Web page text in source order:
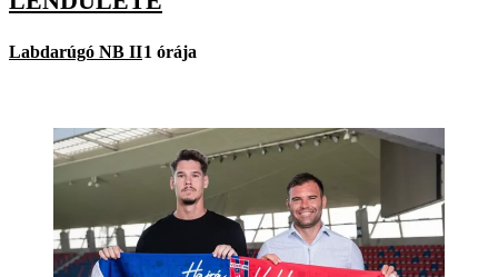
Labdarúgó NB II1 órája